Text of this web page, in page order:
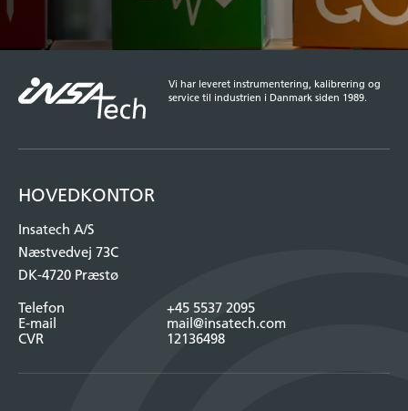
Vi har leveret instrumentering, kalibrering og
service til industrien i Danmark siden 1989.
HOVEDKONTOR
Insatech A/S
Næstvedvej 73C
DK-4720 Præstø
Telefon
+45 5537 2095
E-mail
mail@insatech.com
CVR
12136498